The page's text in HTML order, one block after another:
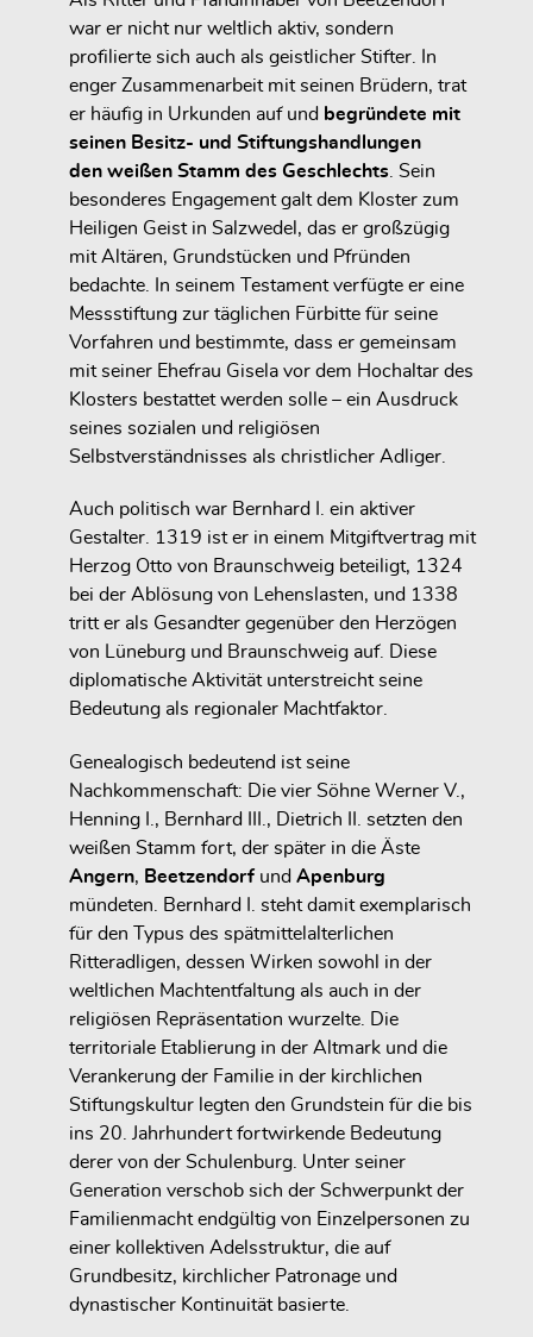
war er nicht nur weltlich aktiv, sondern
profilierte sich auch als geistlicher Stifter. In
enger Zusammenarbeit mit seinen Brüdern, trat
er häufig in Urkunden auf und begründete mit
seinen Besitz- und Stiftungshandlungen
den weißen Stamm des Geschlechts . Sein
besonderes Engagement galt dem Kloster zum
Heiligen Geist in Salzwedel, das er großzügig
mit Altären, Grundstücken und Pfründen
bedachte. In seinem Testament verfügte er eine
Messstiftung zur täglichen Fürbitte für seine
Vorfahren und bestimmte, dass er gemeinsam
mit seiner Ehefrau Gisela vor dem Hochaltar des
Klosters bestattet werden solle – ein Ausdruck
seines sozialen und religiösen
Selbstverständnisses als christlicher Adliger.
Auch politisch war Bernhard I. ein aktiver
Gestalter. 1319 ist er in einem Mitgiftvertrag mit
Herzog Otto von Braunschweig beteiligt, 1324
bei der Ablösung von Lehenslasten, und 1338
tritt er als Gesandter gegenüber den Herzögen
von Lüneburg und Braunschweig auf. Diese
diplomatische Aktivität unterstreicht seine
Bedeutung als regionaler Machtfaktor.
Genealogisch bedeutend ist seine
Nachkommenschaft: Die vier Söhne Werner V.,
Henning I., Bernhard III., Dietrich II. setzten den
weißen Stamm fort, der später in die Äste
Angern, Beetzendorf und Apenburg
mündeten. Bernhard I. steht damit exemplarisch
für den Typus des spätmittelalterlichen
Ritteradligen, dessen Wirken sowohl in der
weltlichen Machtentfaltung als auch in der
religiösen Repräsentation wurzelte. Die
territoriale Etablierung in der Altmark und die
Verankerung der Familie in der kirchlichen
Stiftungskultur legten den Grundstein für die bis
ins 20. Jahrhundert fortwirkende Bedeutung
derer von der Schulenburg. Unter seiner
Generation verschob sich der Schwerpunkt der
Familienmacht endgültig von Einzelpersonen zu
einer kollektiven Adelsstruktur, die auf
Grundbesitz, kirchlicher Patronage und
dynastischer Kontinuität basierte.